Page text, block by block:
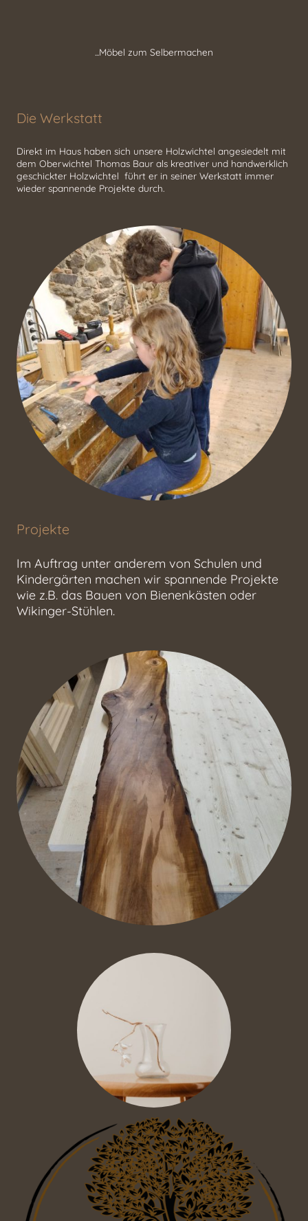
...Möbel zum Selbermachen
Die Werkstatt
Direkt im Haus haben sich unsere Holzwichtel angesiedelt mit
dem Oberwichtel Thomas Baur als kreativer und handwerklich
geschickter Holzwichtel führt er in seiner Werkstatt immer
wieder spannende Projekte durch.
Projekte
Im Auftrag unter anderem von Schulen und
Kindergärten machen wir spannende Projekte
wie z.B. das Bauen von Bienenkästen oder
Wikinger-Stühlen.